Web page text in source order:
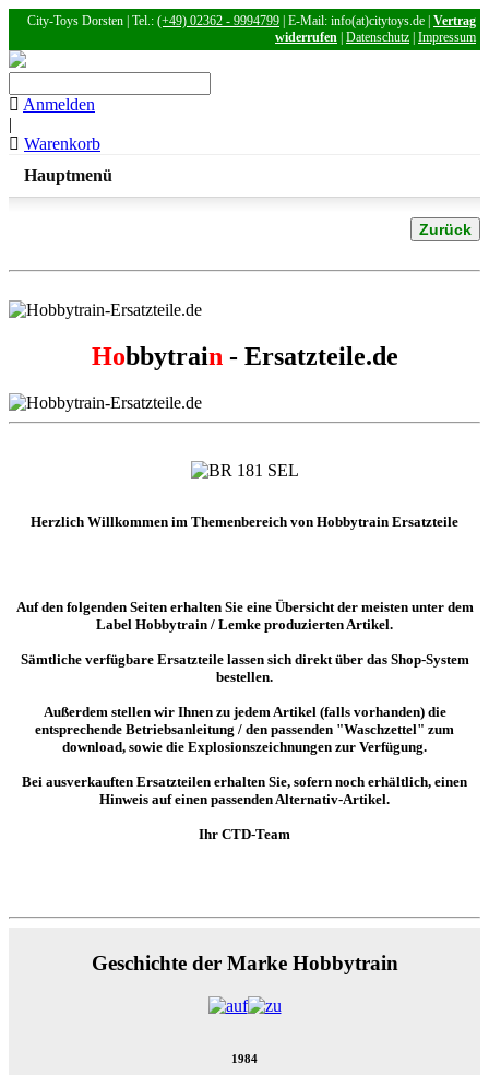
City-Toys Dorsten | Tel.: (+49) 02362 - 9994799 | E-Mail: info(at)citytoys.de | Vertrag
widerrufen Datenschutz Impressum
Anmelden
|
Warenkorb
Hauptmenü
Zurück
Hobbytrain - Ersatzteile.de
Herzlich Willkommen im Themenbereich von Hobbytrain Ersatzteile
Auf den folgenden Seiten erhalten Sie eine Übersicht der meisten unter dem
Label Hobbytrain / Lemke produzierten Artikel.
Sämtliche verfügbare Ersatzteile lassen sich direkt über das Shop-System
bestellen.
Außerdem stellen wir Ihnen zu jedem Artikel (falls vorhanden) die
entsprechende Betriebsanleitung / den passenden "Waschzettel" zum
download, sowie die Explosionszeichnungen zur Verfügung.
Bei ausverkauften Ersatzteilen erhalten Sie, sofern noch erhältlich, einen
Hinweis auf einen passenden Alternativ-Artikel.
Ihr CTD-Team
Geschichte der Marke Hobbytrain
1984